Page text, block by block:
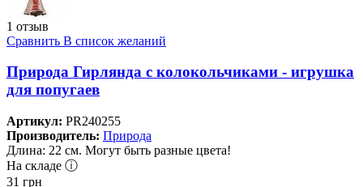
1 отзыв
Сравнить В список желаний
Природа Гирлянда с колокольчиками - игрушка
для попугаев
Артикул: PR240255
Производитель: Природа
Длина: 22 см. Могут быть разные цвета!
На складе ⓘ
31 грн